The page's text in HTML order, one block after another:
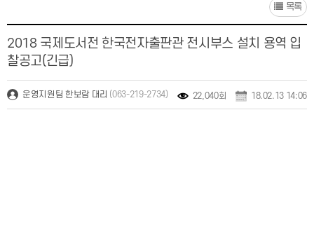
목록
2018 국제도서전 한국전자출판관 전시부스 설치 용역 입
찰공고(긴급)
운영지원팀 한보람 대리 (063-219-2734) 22,040회 18.02.13 14:06